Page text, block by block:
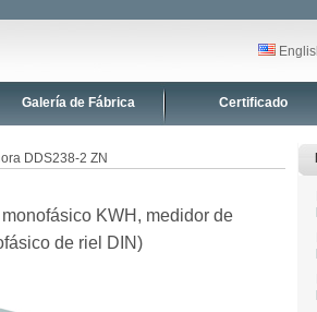
Galería de Fábrica Certificado
DDS238-2 ZN
KWH, medidor de
de riel DIN)